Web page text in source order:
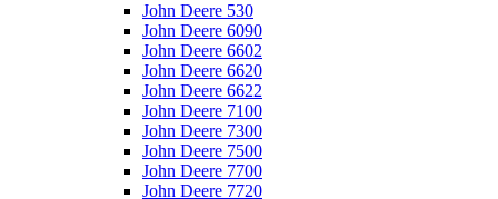
John Deere 530
John Deere 6090
John Deere 6602
John Deere 6620
John Deere 6622
John Deere 7100
John Deere 7300
John Deere 7500
John Deere 7700
John Deere 7720